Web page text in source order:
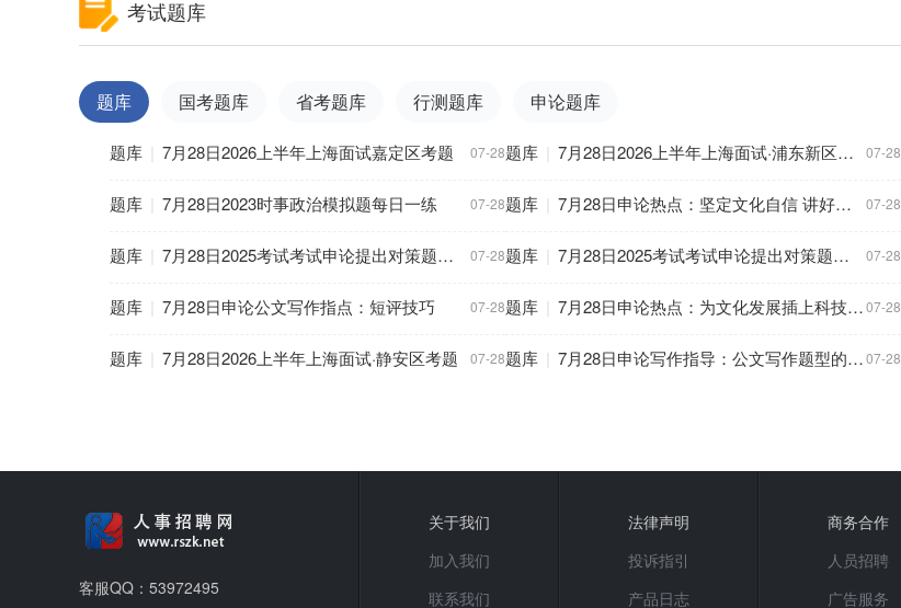
考试题库
题库 国考题库 省考题库 行测题库 申论题库
题库 7月28日2026上半年上海面试嘉定区考题 07-28
题库 7月28日2023时事政治模拟题每日一练 07-28
题库 7月28日2025考试考试申论提出对策题：常用对策你了解多少 07-28
题库 7月28日申论公文写作指点：短评技巧 07-28
题库 7月28日2026上半年上海面试·静安区考题 07-28
题库 7月28日2026上半年上海面试·浦东新区区考题 07-28
题库 7月28日申论热点：坚定文化自信 讲好中国故事 07-28
题库 7月28日2025考试考试申论提出对策题：理清细化对策的思路 07-28
题库 7月28日申论热点：为文化发展插上科技的翅膀07-28
题库 7月28日申论写作指导：公文写作题型的作答技巧07-28
客服QQ：53972495
关于我们
加入我们
联系我们
法律声明
投诉指引
产品日志
商务合作
人员招聘
广告服务